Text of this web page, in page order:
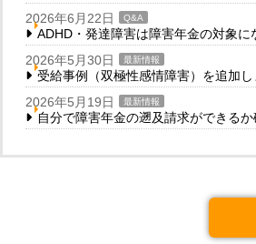
2026年6月22日
Q&A
ADHD・発達障害は障害年金の対象
2026年5月30日
最新情報
受給事例（双極性感情障害）を追加し
2026年5月19日
最新情報
自分で障害年金の遡及請求ができる